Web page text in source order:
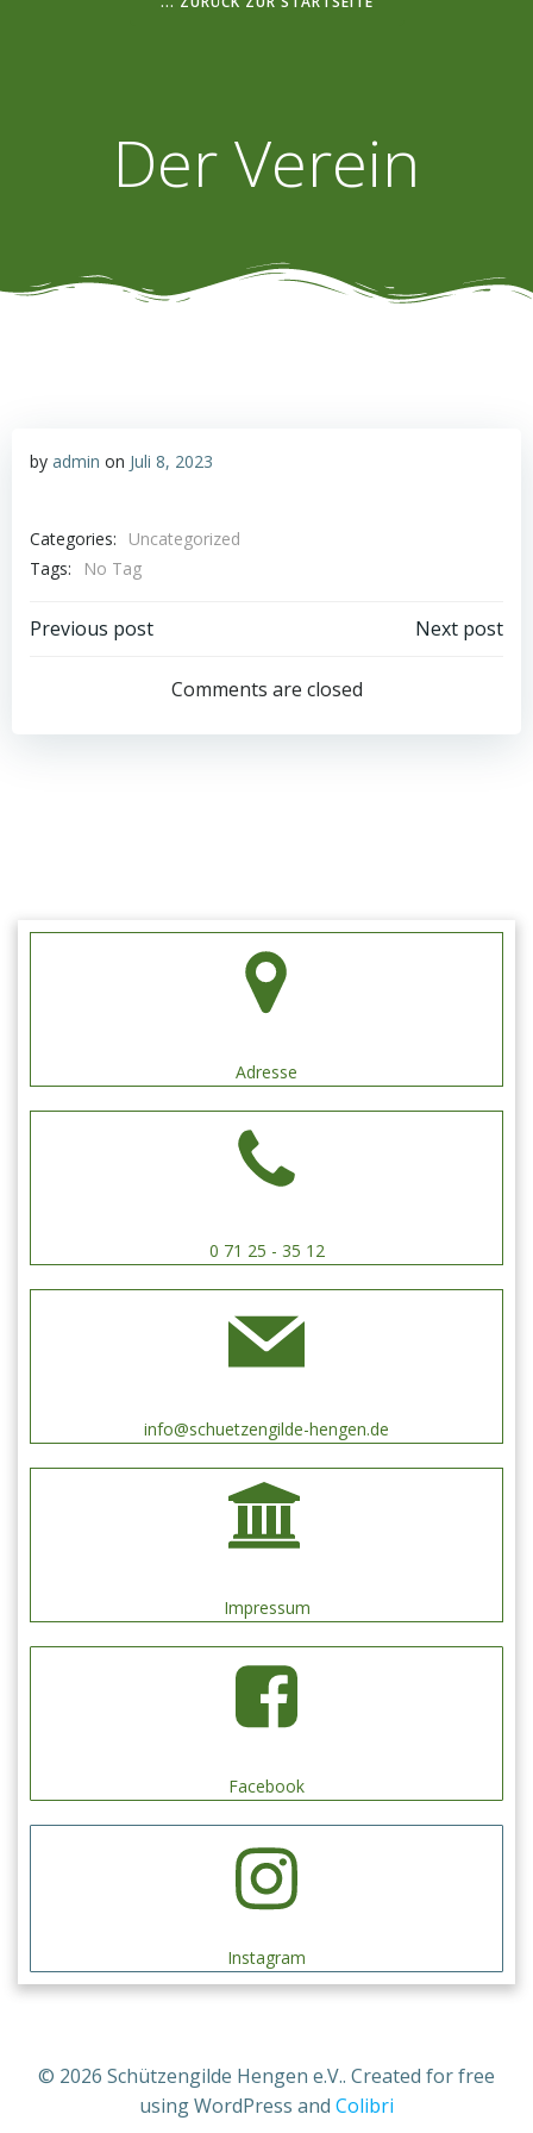
Der Verein
by admin on Juli 8, 2023
Categories:
Uncategorized
Tags:
No Tag
Post
navigation
Previous post
navigation
Next post
Comments are closed
Adresse
0 71 25 - 35 12
info@schuetzengilde-hengen.de
Impressum
Facebook
Instagram
© 2026 Schützengilde Hengen e.V.. Created for free
using WordPress and Colibri